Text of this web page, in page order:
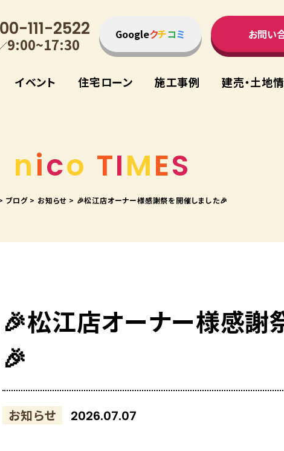
111-2522
9:00~17:30
Googleクチコミ お問い
イベント 住宅ローン 施⼯事例 建売・⼟地
nico TIMES
ブログ> お知らせ > 🎉松江店オーナー様感謝祭を開催しました🎉
🎉松江店オーナー様感謝
🎉
お知らせ 2026.07.07